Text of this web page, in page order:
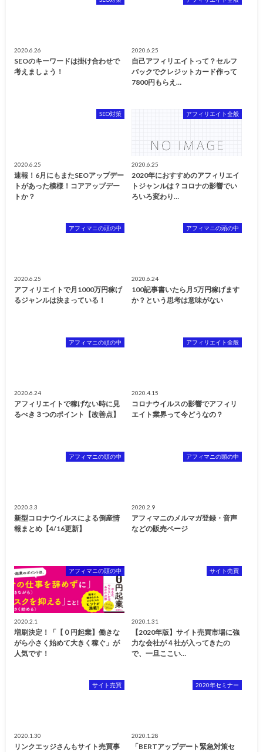
2020.6.26
SEOのキーワードは掛け合わせで
考えましょう！
2020.6.25
自己アフィリエイトって？セルフ
バックでクレジットカード作って
7800円もらえ…
SEO対策
2020.6.25
速報！6月にもまたSEOアップデー
トがあった模様！コアアップデー
トか？
アフィリエイト全般
2020.6.25
2020年におすすめのアフィリエイ
トジャンルは？コロナの影響でい
ろいろ変わり…
アフィマニの頭の中
2020.6.25
アフィリエイトで月1000万円稼げ
るジャンルは決まっている！
アフィマニの頭の中
2020.6.24
100記事書いたら月5万円稼げます
か？という思考は意味がない
アフィマニの頭の中
2020.6.24
アフィリエイトで稼げない時に見
るべき３つのポイント【改善点】
アフィリエイト全般
2020.4.15
コロナウイルスの影響でアフィリ
エイト業界って今どうなの？
アフィマニの頭の中
2020.3.3
新型コロナウイルスによる倒産情
報まとめ【4/16更新】
アフィマニの頭の中
2020.2.9
アフィマニのメルマガ登録・音声
などの販売ページ
アフィマニの頭の中
2020.2.1
増刷決定！「【０円起業】働きな
がら小さく始めて大きく稼ぐ」が
人気です！
サイト売買
2020.1.31
【2020年版】サイト売買市場に強
力な会社が４社が入ってきたの
で、一旦ここい…
サイト売買
2020.1.30
リンクエッジさんもサイト売買事
2020年セミナー
2020.1.28
「BERTアップデート緊急対策セ